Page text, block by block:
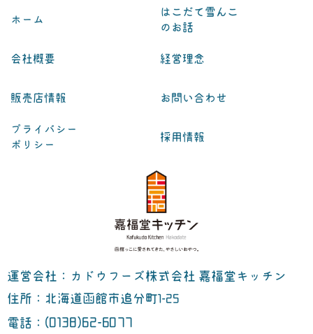
ホーム
はこだて雪んこ
のお話
会社概要 経営理念
販売店情報 お問い合わせ
プライバシー
ポリシー
採用情報
運営会社：カドウフーズ株式会社 嘉福堂キッチン
住所：北海道函館市追分町1-25
電話： (0138)62-6077